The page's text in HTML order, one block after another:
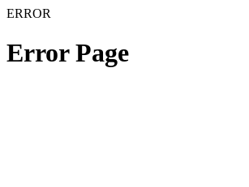
ERROR
Error Page